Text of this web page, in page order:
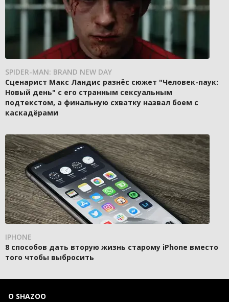
SPIDER-MAN: BRAND NEW DAY
Сценарист Макс Ландис разнёс сюжет "Человек-паук:
Новый день" с его странным сексуальным
подтекстом, а финальную схватку назвал боем с
каскадёрами
IPHONE
8 способов дать вторую жизнь старому iPhone вместо
того чтобы выбросить
О SHAZOO